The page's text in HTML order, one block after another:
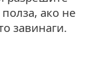
ако не
завинаги.